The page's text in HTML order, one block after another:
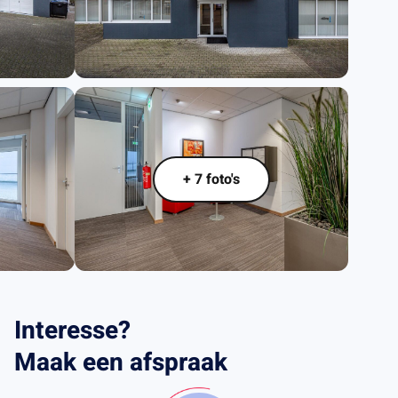
+ 7 foto's
Interesse?
Maak een afspraak